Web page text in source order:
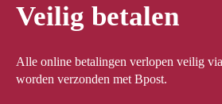
Veilig betalen
Alle online betalingen verlopen veilig
worden verzonden met Bpost.